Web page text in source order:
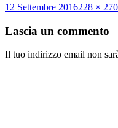
Scritto
12 Settembre 2016228 × 270
Lascia un commento
Il tuo indirizzo email non